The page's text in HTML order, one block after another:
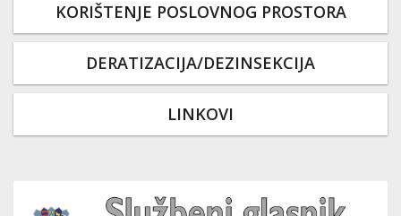
KORIŠTENJE POSLOVNOG PROSTORA
DERATIZACIJA/DEZINSEKCIJA
LINKOVI